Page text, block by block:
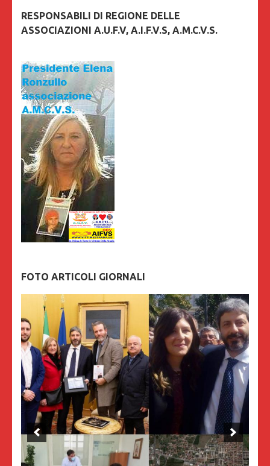
RESPONSABILI DI REGIONE DELLE
ASSOCIAZIONI A.U.F.V, A.I.F.V.S, A.M.C.V.S.
FOTO ARTICOLI GIORNALI